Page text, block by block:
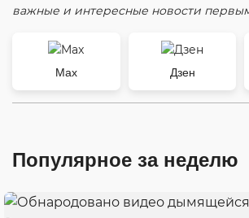
важные и интересные новости
Max Дзен
Популярное за неделю